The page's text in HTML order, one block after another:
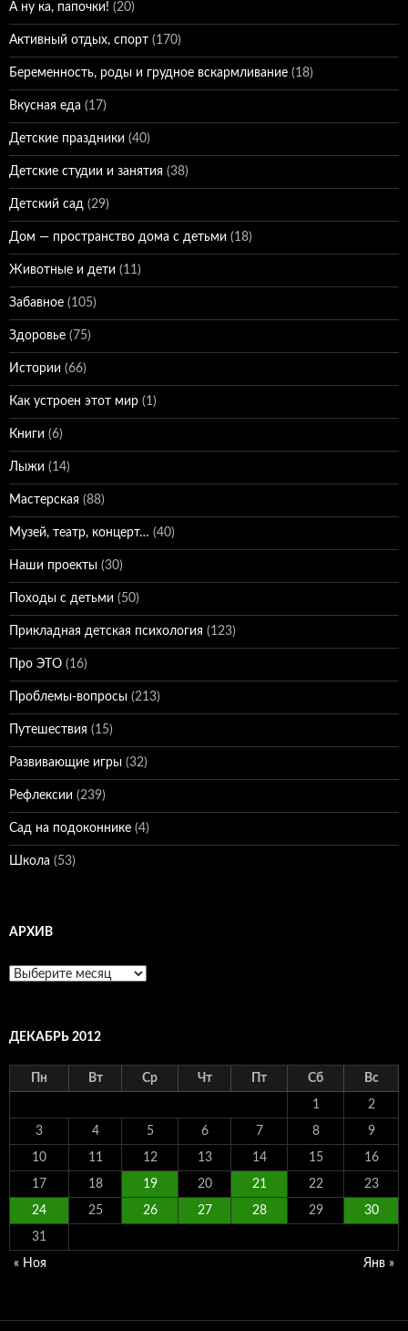
А ну ка, папочки! (20)
Активный отдых, спорт (170)
Беременность, роды и грудное вскармливание (18)
Вкусная еда (17)
Детские праздники (40)
Детские студии и занятия (38)
Детский сад (29)
Дом — пространство дома с детьми (18)
Животные и дети (11)
Забавное (105)
Здоровье (75)
Истории (66)
Как устроен этот мир (1)
Книги (6)
Лыжи (14)
Мастерская (88)
Музей, театр, концерт… (40)
Наши проекты (30)
Походы с детьми (50)
Прикладная детская психология (123)
Про ЭТО (16)
Проблемы-вопросы (213)
Путешествия (15)
Развивающие игры (32)
Рефлексии (239)
Сад на подоконнике (4)
Школа (53)
АРХИВ
Архив
ДЕКАБРЬ 2012
Пн Вт Ср Чт Пт Сб Вс
1 2
3 4 5 6 7 8 9
10 11 12 13 14 15 16
17 18 19 20 21 22 23
24 25 26 27 28 29 30
31
« Ноя Янв »